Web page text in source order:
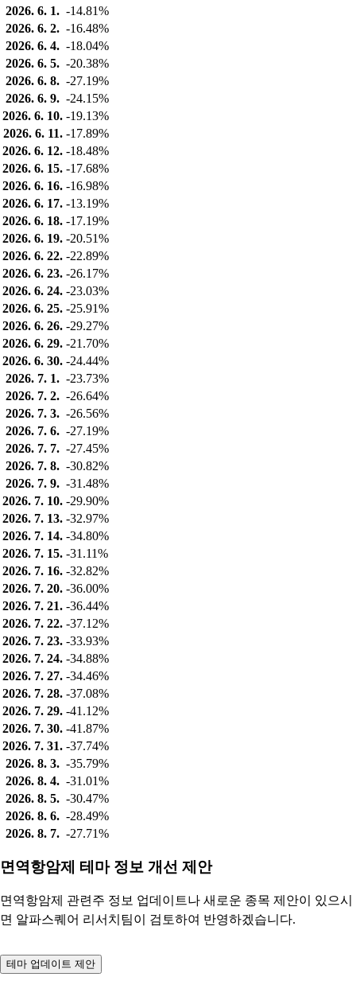
2026. 6. 1. -14.81%
2026. 6. 2. -16.48%
2026. 6. 4. -18.04%
2026. 6. 5. -20.38%
2026. 6. 8. -27.19%
2026. 6. 9. -24.15%
2026. 6. 10. -19.13%
2026. 6. 11. -17.89%
2026. 6. 12. -18.48%
2026. 6. 15. -17.68%
2026. 6. 16. -16.98%
2026. 6. 17. -13.19%
2026. 6. 18. -17.19%
2026. 6. 19. -20.51%
2026. 6. 22. -22.89%
2026. 6. 23. -26.17%
2026. 6. 24. -23.03%
2026. 6. 25. -25.91%
2026. 6. 26. -29.27%
2026. 6. 29. -21.70%
2026. 6. 30. -24.44%
2026. 7. 1. -23.73%
2026. 7. 2. -26.64%
2026. 7. 3. -26.56%
2026. 7. 6. -27.19%
2026. 7. 7. -27.45%
2026. 7. 8. -30.82%
2026. 7. 9. -31.48%
2026. 7. 10. -29.90%
2026. 7. 13. -32.97%
2026. 7. 14. -34.80%
2026. 7. 15. -31.11%
2026. 7. 16. -32.82%
2026. 7. 20. -36.00%
2026. 7. 21. -36.44%
2026. 7. 22. -37.12%
2026. 7. 23. -33.93%
2026. 7. 24. -34.88%
2026. 7. 27. -34.46%
2026. 7. 28. -37.08%
2026. 7. 29. -41.12%
2026. 7. 30. -41.87%
2026. 7. 31. -37.74%
2026. 8. 3. -35.79%
2026. 8. 4. -31.01%
2026. 8. 5. -30.47%
2026. 8. 6. -28.49%
2026. 8. 7. -27.71%
면역항암제 테마 정보 개선 제안
면역항암제 관련주 정보 업데이트나 새로운 종목 제안이 있으시
면 알파스퀘어 리서치팀이 검토하여 반영하겠습니다.
테마 업데이트 제안